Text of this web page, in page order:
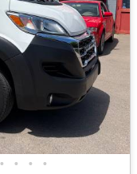
• • • •